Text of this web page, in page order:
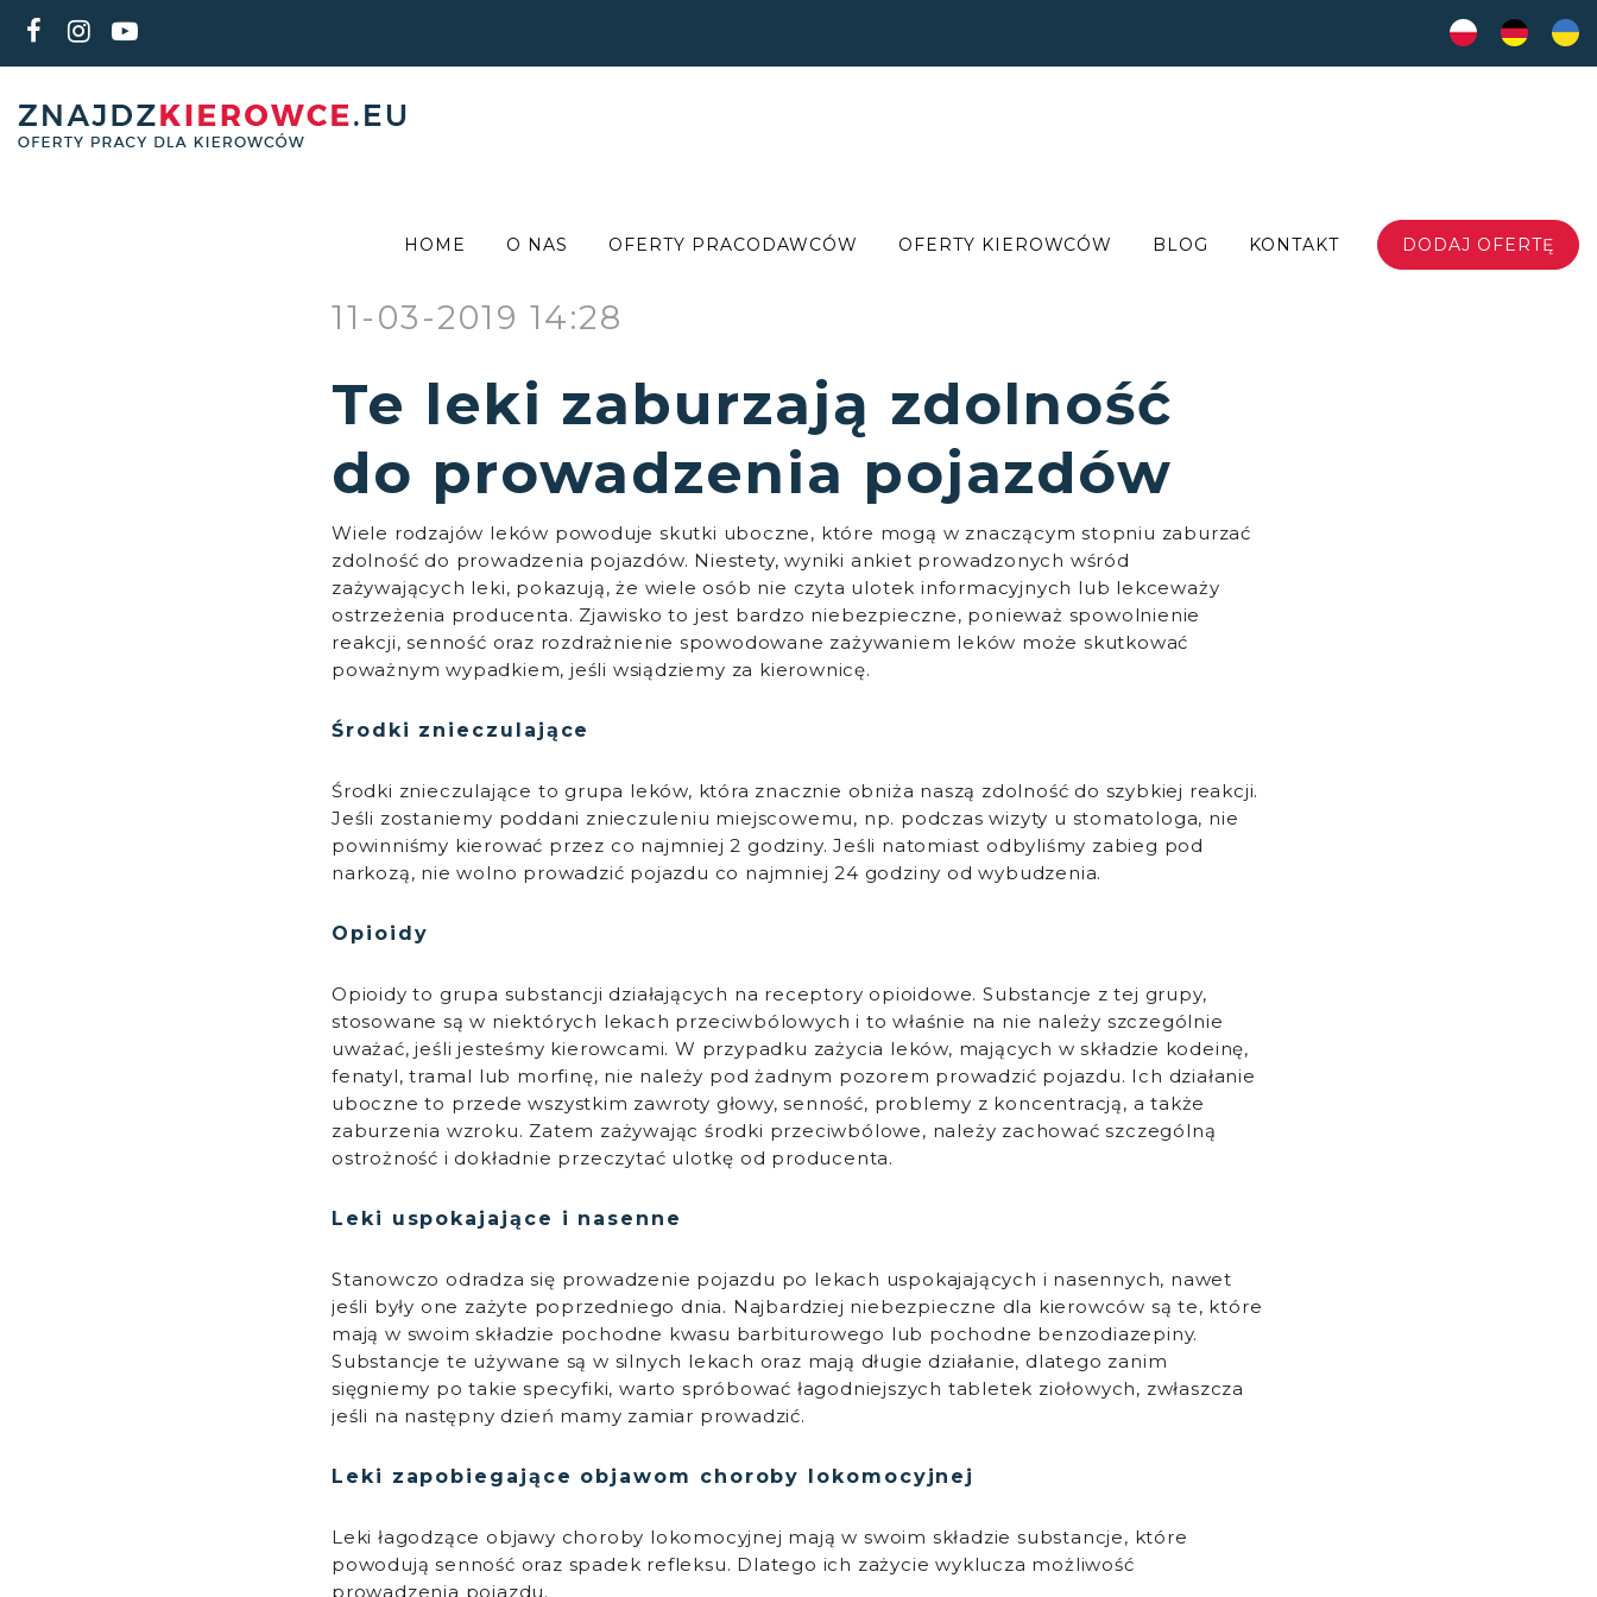
HOME O NAS OFERTY PRACODAWCÓW OFERTY KIEROWCÓW BLOG KONTAKT DODAJ OFERTĘ
11-03-2019 14:28
Te leki zaburzają zdolność
do prowadzenia pojazdów
Wiele rodzajów leków powoduje skutki uboczne, które mogą w znaczącym stopniu zaburzać
zdolność do prowadzenia pojazdów. Niestety, wyniki ankiet prowadzonych wśród
zażywających leki, pokazują, że wiele osób nie czyta ulotek informacyjnych lub lekceważy
ostrzeżenia producenta. Zjawisko to jest bardzo niebezpieczne, ponieważ spowolnienie
reakcji, senność oraz rozdrażnienie spowodowane zażywaniem leków może skutkować
poważnym wypadkiem, jeśli wsiądziemy za kierownicę.
Środki znieczulające
Środki znieczulające to grupa leków, która znacznie obniża naszą zdolność do szybkiej reakcji.
Jeśli zostaniemy poddani znieczuleniu miejscowemu, np. podczas wizyty u stomatologa, nie
powinniśmy kierować przez co najmniej 2 godziny. Jeśli natomiast odbyliśmy zabieg pod
narkozą, nie wolno prowadzić pojazdu co najmniej 24 godziny od wybudzenia.
Opioidy
Opioidy to grupa substancji działających na receptory opioidowe. Substancje z tej grupy,
stosowane są w niektórych lekach przeciwbólowych i to właśnie na nie należy szczególnie
uważać, jeśli jesteśmy kierowcami. W przypadku zażycia leków, mających w składzie kodeinę,
fenatyl, tramal lub morfinę, nie należy pod żadnym pozorem prowadzić pojazdu. Ich działanie
uboczne to przede wszystkim zawroty głowy, senność, problemy z koncentracją, a także
zaburzenia wzroku. Zatem zażywając środki przeciwbólowe, należy zachować szczególną
ostrożność i dokładnie przeczytać ulotkę od producenta.
Leki uspokajające i nasenne
Stanowczo odradza się prowadzenie pojazdu po lekach uspokajających i nasennych, nawet
jeśli były one zażyte poprzedniego dnia. Najbardziej niebezpieczne dla kierowców są te, które
mają w swoim składzie pochodne kwasu barbiturowego lub pochodne benzodiazepiny.
Substancje te używane są w silnych lekach oraz mają długie działanie, dlatego zanim
sięgniemy po takie specyfiki, warto spróbować łagodniejszych tabletek ziołowych, zwłaszcza
jeśli na następny dzień mamy zamiar prowadzić.
Leki zapobiegające objawom choroby lokomocyjnej
Leki łagodzące objawy choroby lokomocyjnej mają w swoim składzie substancje, które
powodują senność oraz spadek refleksu. Dlatego ich zażycie wyklucza możliwość
prowadzenia pojazdu.